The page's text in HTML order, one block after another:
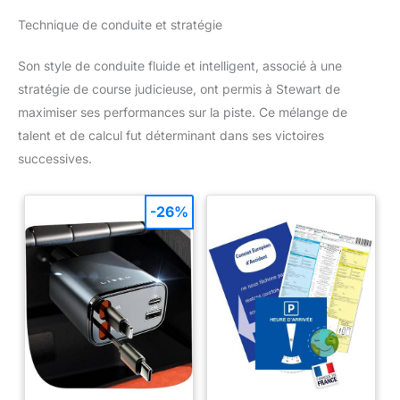
Technique de conduite et stratégie
Son style de conduite fluide et intelligent, associé à une
stratégie de course judicieuse, ont permis à Stewart de
maximiser ses performances sur la piste. Ce mélange de
talent et de calcul fut déterminant dans ses victoires
successives.
-26%